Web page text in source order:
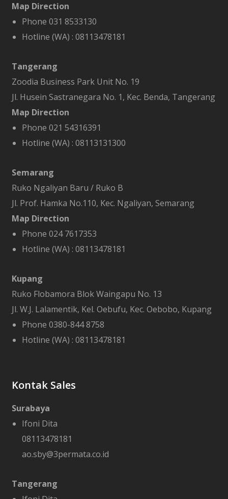
Map Direction
Phone 031 8533130
Hotline (WA) : 08113478181
Tangerang
Zoodia Business Park Unit No. 19
Jl. Husein Sastranegara No. 1, Kec. Benda, Tangerang
Map Direction
Phone 021 54316391
Hotline (WA) : 08113131300
Semarang
Ruko Ngaliyan Baru / Ruko B
Jl. Prof. Hamka No.110, Kec. Ngaliyan, Semarang
Map Direction
Phone 024 7617353
Hotline (WA) : 08113478181
Kupang
Ruko Flobamora Blok Waingapu No. 13
Jl. W.J. Lalamentik, Kel. Oebufu, Kec. Oebobo, Kupang
Phone 0380-844 8758
Hotline (WA) : 08113478181
Kontak Sales
Surabaya
Ifoni Dita
08113478181
ao.sby@3permata.co.id
Tangerang